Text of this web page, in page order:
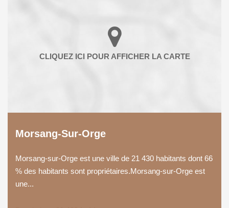
Morsang-Sur-Orge
Morsang-sur-Orge est une ville de 21 430 habitants dont 66
% des habitants sont propriétaires.Morsang-sur-Orge est
une...